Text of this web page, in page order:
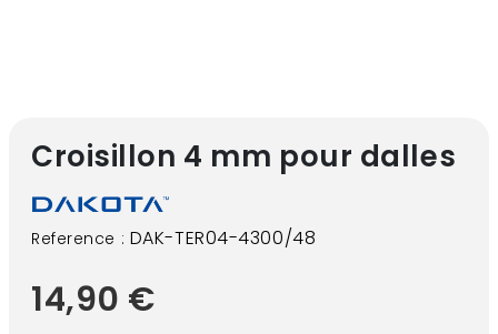
Croisillon 4 mm pour dalles
Reference : DAK-TER04-4300/48
14,90 €